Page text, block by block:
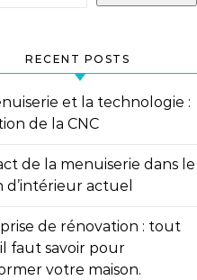
RECENT POSTS
et la technologie :
de la CNC
de la menuiserie dans le
d’intérieur actuel
de rénovation : tout
faut savoir pour
votre maison.